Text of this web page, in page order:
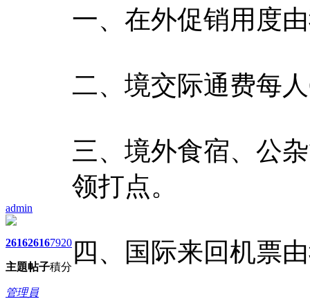
admin
2616
主題
2616
帖子
7920
積分
管理員
一、在外促销用度
二、境交际通费每
三、境外食宿、公
领打点。
四、国际来回机票